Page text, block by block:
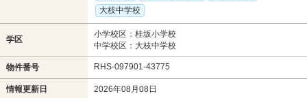
大枝中学校
学区
小学校区：桂坂小学校
中学校区：大枝中学校
物件番号 RHS-097901-43775
情報更新日 2026年08月08日